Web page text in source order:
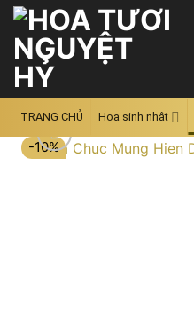
Skip
content
TRANG CHỦ Hoa sinh nhật
-10%